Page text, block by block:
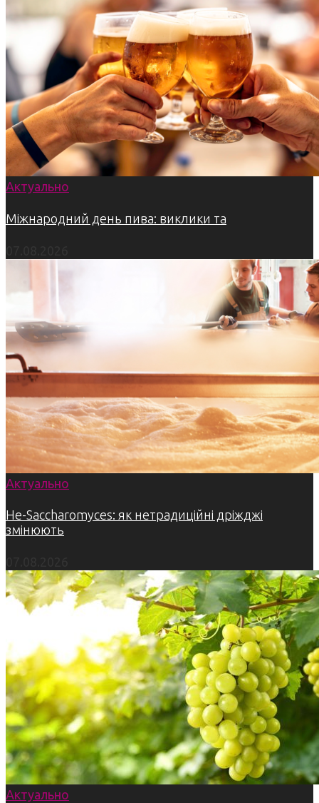
Актуально
Міжнародний день пива: виклики та
Актуально
Не-Saccharomyces: як нетрадиційні дріжджі
змінюють
Актуально